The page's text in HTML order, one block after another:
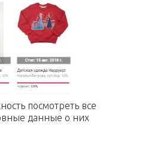
посмотреть все
данные о них